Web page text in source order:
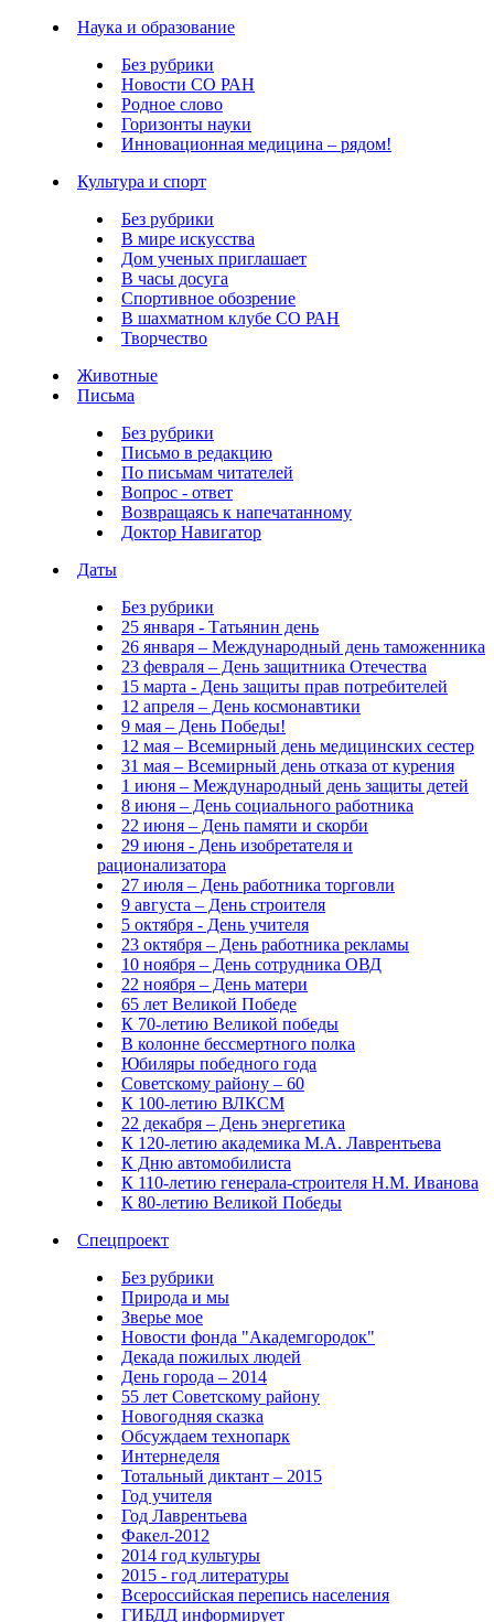
Наука и образование
Без рубрики
Новости СО РАН
Родное слово
Горизонты науки
Инновационная медицина – рядом!
Культура и спорт
Без рубрики
В мире искусства
Дом ученых приглашает
В часы досуга
Спортивное обозрение
В шахматном клубе СО РАН
Творчество
Животные
Письма
Без рубрики
Письмо в редакцию
По письмам читателей
Вопрос - ответ
Возвращаясь к напечатанному
Доктор Навигатор
Даты
Без рубрики
25 января - Татьянин день
26 января – Международный день таможенника
23 февраля – День защитника Отечества
15 марта - День защиты прав потребителей
12 апреля – День космонавтики
9 мая – День Победы!
12 мая – Всемирный день медицинских сестер
31 мая – Всемирный день отказа от курения
1 июня – Международный день защиты детей
8 июня – День социального работника
22 июня – День памяти и скорби
29 июня - День изобретателя и
рационализатора
27 июля – День работника торговли
9 августа – День строителя
5 октября - День учителя
23 октября – День работника рекламы
10 ноября – День сотрудника ОВД
22 ноября – День матери
65 лет Великой Победе
К 70-летию Великой победы
В колонне бессмертного полка
Юбиляры победного года
Советскому району – 60
К 100-летию ВЛКСМ
22 декабря – День энергетика
К 120-летию академика М.А. Лаврентьева
К Дню автомобилиста
К 110-летию генерала-строителя Н.М. Иванова
К 80-летию Великой Победы
Спецпроект
Без рубрики
Природа и мы
Зверье мое
Новости фонда "Академгородок"
Декада пожилых людей
День города – 2014
55 лет Советскому району
Новогодняя сказка
Обсуждаем технопарк
Интернеделя
Тотальный диктант – 2015
Год учителя
Год Лаврентьева
Факел-2012
2014 год культуры
2015 - год литературы
Всероссийская перепись населения
ГИБДД информирует